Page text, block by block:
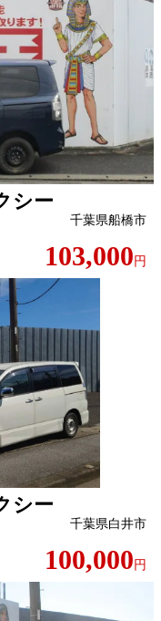
シー
千葉県船橋市
103,000 円
シー
千葉県白井市
100,000 円